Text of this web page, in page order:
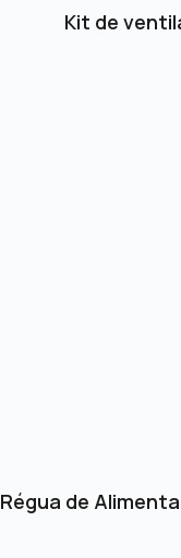
Kit de
Régua de